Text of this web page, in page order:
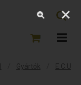
Gyártók E.C.U